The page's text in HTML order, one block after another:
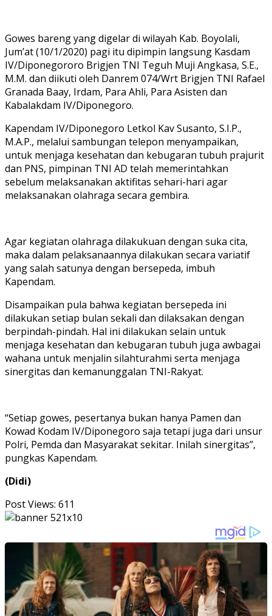
Gowes bareng yang digelar di wilayah Kab. Boyolali,
Jum’at (10/1/2020) pagi itu dipimpin langsung Kasdam
IV/Diponegororo Brigjen TNI Teguh Muji Angkasa, S.E.,
M.M. dan diikuti oleh Danrem 074/Wrt Brigjen TNI Rafael
Granada Baay, Irdam, Para Ahli, Para Asisten dan
Kabalakdam IV/Diponegoro.
Kapendam IV/Diponegoro Letkol Kav Susanto, S.I.P.,
M.A.P., melalui sambungan telepon menyampaikan,
untuk menjaga kesehatan dan kebugaran tubuh prajurit
dan PNS, pimpinan TNI AD telah memerintahkan
sebelum melaksanakan aktifitas sehari-hari agar
melaksanakan olahraga secara gembira.
Agar kegiatan olahraga dilakukuan dengan suka cita,
maka dalam pelaksanaannya dilakukan secara variatif
yang salah satunya dengan bersepeda, imbuh
Kapendam.
Disampaikan pula bahwa kegiatan bersepeda ini
dilakukan setiap bulan sekali dan dilaksakan dengan
berpindah-pindah. Hal ini dilakukan selain untuk
menjaga kesehatan dan kebugaran tubuh juga awbagai
wahana untuk menjalin silahturahmi serta menjaga
sinergitas dan kemanunggalan TNI-Rakyat.
“Setiap gowes, pesertanya bukan hanya Pamen dan
Kowad Kodam IV/Diponegoro saja tetapi juga dari unsur
Polri, Pemda dan Masyarakat sekitar. Inilah sinergitas”,
pungkas Kapendam.
(Didi)
Post Views: 611